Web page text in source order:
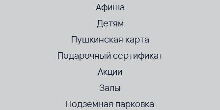
Афиша
Детям
Пушкинская карта
Подарочный сертификат
Акции
Залы
Подземная парковка